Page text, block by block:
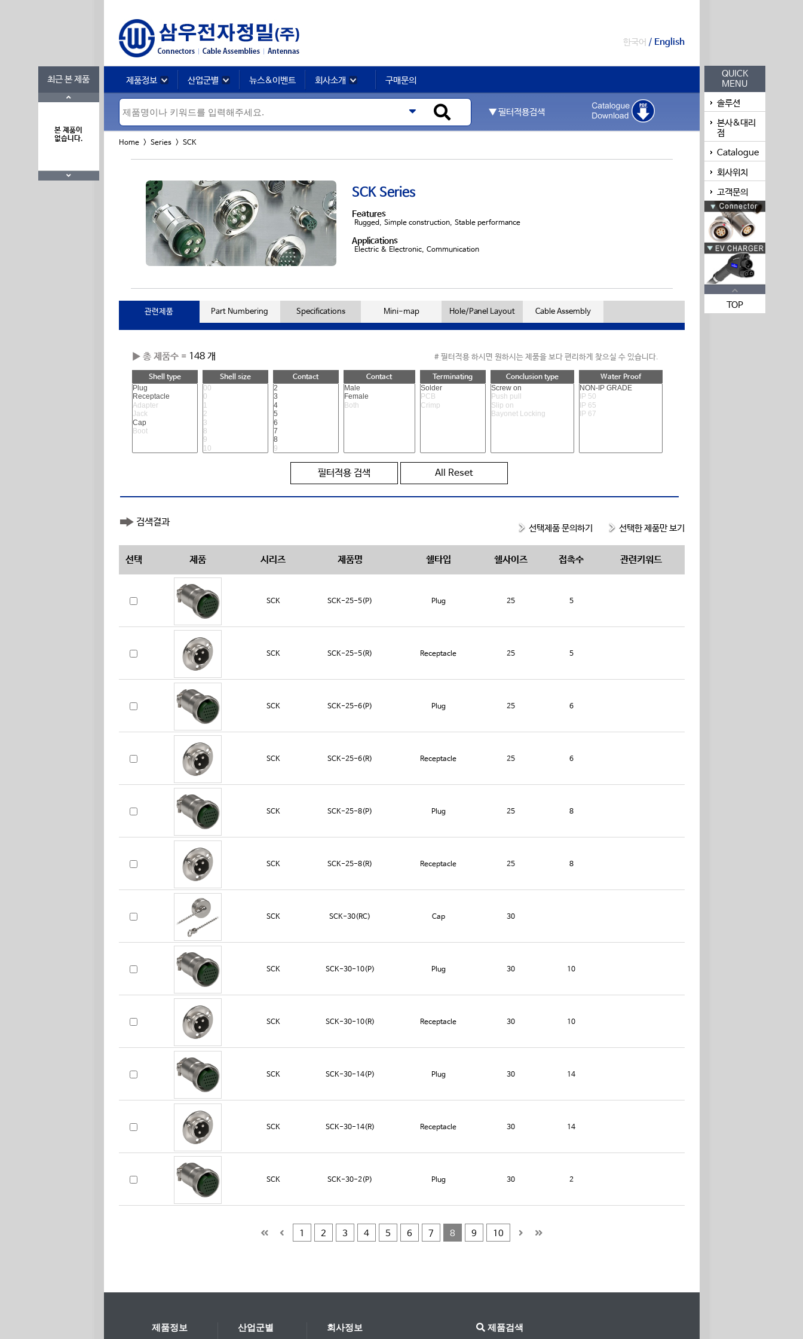
최근 본 제품
본 제품이
없습니다.
QUICK
MENU
솔루션
본사&대리
점
Catalogue
회사위치
고객문의
TOP
한국어 / English
제품정보 산업군별 뉴스&이벤트 회사소개 구매문의
▼ 필터적용검색
Home > Series> SCK
SCK Series
Features
Rugged, Simple construction, Stable performance
Applications
Electric & Electronic, Communication
관련제품 Part Numbering Specifications Mini-map Hole/Panel Layout Cable Assembly
▶ 총 제품수 =148 개 # 필터적용 하시면 원하시는 제품을 보다 편리하게 찾으실 수 있습니다.
Shell type Shell size Contact Contact Terminating Conclusion type Water Proof
필터적용 검색 All Reset
검색결과
선택제품 문의하기 선택한 제품만 보기
선택 제품 시리즈 제품명 쉘타입 쉘사이즈 접촉수 관련키워드
SCK SCK-25-5(P) Plug 25 5
SCK SCK-25-5(R) Receptacle 25 5
SCK SCK-25-6(P) Plug 25 6
SCK SCK-25-6(R) Receptacle 25 6
SCK SCK-25-8(P) Plug 25 8
SCK SCK-25-8(R) Receptacle 25 8
SCK SCK-30(RC) Cap 30
SCK SCK-30-10(P) Plug 30 10
SCK SCK-30-10(R) Receptacle 30 10
SCK SCK-30-14(P) Plug 30 14
SCK SCK-30-14(R) Receptacle 30 14
SCK SCK-30-2(P) Plug 30 2
1 2 3 4 5 6 7 8 9 10
제품정보 산업군별 회사정보 제품검색